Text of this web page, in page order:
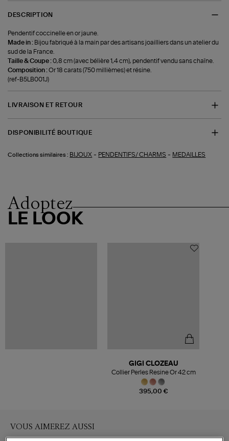
DESCRIPTION
Pendentif coccinelle en or jaune.
Made in : Bijou fabriqué à la main par des artisans joailliers dans un atelier du
sud de la France.
Taille & Coupe :0,8 cm (avec bélière 1,4 cm), pendentif vendu sans chaîne.
Composition :Or 18 carats (750 millièmes) et résine.
(ref-B5LB001J)
LIVRAISON ET RETOUR
DISPONIBILITÉ BOUTIQUE
Collections similaires : BIJOUX - PENDENTIFS/ CHARMS - MEDAILLES
Adoptez
LE LOOK
395,00 €
GIGI CLOZEAU
Collier Perles Resine Or 42 cm
VOUS AIMEREZ AUSSI